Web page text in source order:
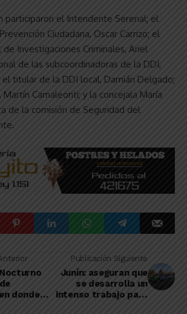
participaron el Intendente Serenal; el
Ciudadana, Oscar Carrizo; el
Investigaciones Criminales, Ariel
de las subcoordinadoras de la DDI,
el titular de la DDI local, Damián Delgado;
Camaleonti; y la concejala María
de la comisión de Seguridad del
donde
Publicación Siguiente
Junín: aseguran que
se desarrolla un
intenso trabajo para